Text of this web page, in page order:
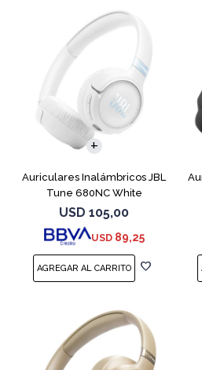
Auriculares Inalámbricos JBL
Tune 680NC White
USD 105,00
USD 89,25